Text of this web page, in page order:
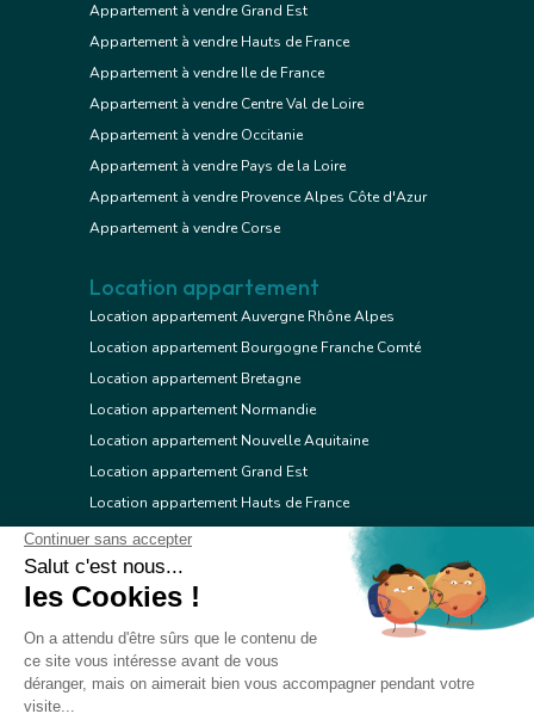
Appartement à vendre Grand Est
Appartement à vendre Hauts de France
Appartement à vendre Ile de France
Appartement à vendre Centre Val de Loire
Appartement à vendre Occitanie
Appartement à vendre Pays de la Loire
Appartement à vendre Provence Alpes Côte d'Azur
Appartement à vendre Corse
Location appartement
Location appartement Auvergne Rhône Alpes
Location appartement Bourgogne Franche Comté
Location appartement Bretagne
Location appartement Normandie
Location appartement Nouvelle Aquitaine
Location appartement Grand Est
Location appartement Hauts de France
Location appartement Ile de France
Location appartement Centre Val de Loire
Location appartement Occitanie
Location appartement Provence Alpes Côte d'Azur
Location appartement Corse